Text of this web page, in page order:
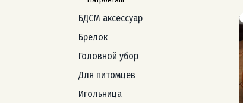
БДСМ аксессуар
Брелок
Головной убор
Для питомцев
Игольница